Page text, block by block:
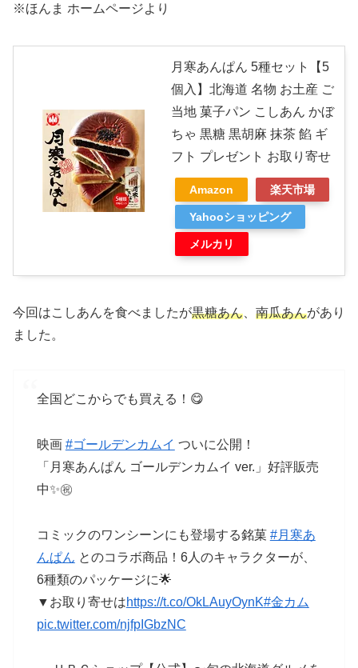
※ほんま ホームページより
月寒あんぱん 5種セット【5
個入】北海道 名物 お土産 ご
当地 菓子パン こしあん かぼ
ちゃ 黒糖 黒胡麻 抹茶 餡 ギ
フト プレゼント お取り寄せ
Amazon 楽天市場
Yahooショッピング
メルカリ
今回はこしあんを食べましたが黒糖あん 南瓜あんがあり
ました。
全国どこからでも買える！😋
映画 #ゴールデンカムイ ついに公開！
「月寒あんぱん ゴールデンカムイ ver.」好評販売
中✨㊗️
コミックのワンシーンにも登場する銘菓 #月寒あ
んぱん とのコラボ商品！6人のキャラクターが、
6種類のパッケージに🌟
▼お取り寄せはhttps://t.co/OkLAuyOynK#金カム
pic.twitter.com/njfpIGbzNC